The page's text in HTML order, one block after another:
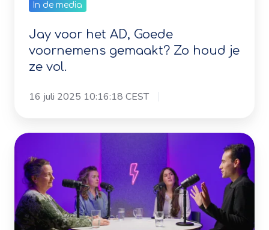
voornemens gemaakt? Zo houd je
ze vol.
16 juli 2025 10:16:18 CEST
de
Vonkcast.
Werkdruk
het
onderwijs.